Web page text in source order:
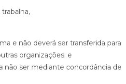
e não deverá ser transferida para
organizações; e
não ser mediante concordância de